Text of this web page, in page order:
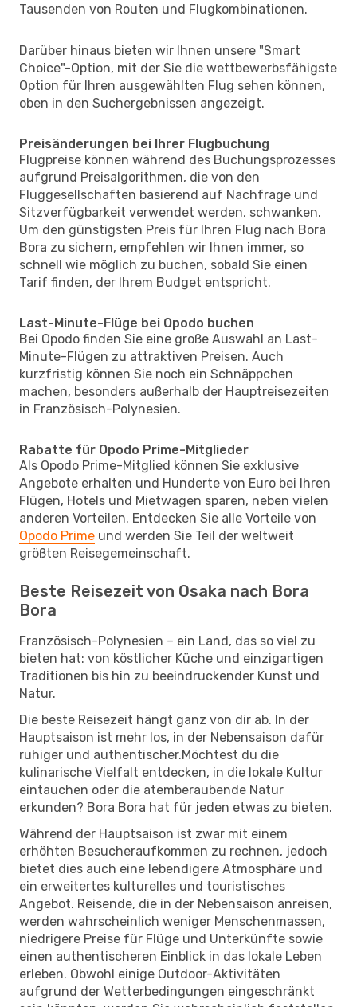
Tausenden von Routen und Flugkombinationen.
Darüber hinaus bieten wir Ihnen unsere "Smart
Choice"-Option, mit der Sie die wettbewerbsfähigste
Option für Ihren ausgewählten Flug sehen können,
oben in den Suchergebnissen angezeigt.
Preisänderungen bei Ihrer Flugbuchung
Flugpreise können während des Buchungsprozesses
aufgrund Preisalgorithmen, die von den
Fluggesellschaften basierend auf Nachfrage und
Sitzverfügbarkeit verwendet werden, schwanken.
Um den günstigsten Preis für Ihren Flug nach Bora
Bora zu sichern, empfehlen wir Ihnen immer, so
schnell wie möglich zu buchen, sobald Sie einen
Tarif finden, der Ihrem Budget entspricht.
Last-Minute-Flüge bei Opodo buchen
Bei Opodo finden Sie eine große Auswahl an Last-
Minute-Flügen zu attraktiven Preisen. Auch
kurzfristig können Sie noch ein Schnäppchen
machen, besonders außerhalb der Hauptreisezeiten
in Französisch-Polynesien.
Rabatte für Opodo Prime-Mitglieder
Als Opodo Prime-Mitglied können Sie exklusive
Angebote erhalten und Hunderte von Euro bei Ihren
Flügen, Hotels und Mietwagen sparen, neben vielen
anderen Vorteilen. Entdecken Sie alle Vorteile von
Opodo Prime und werden Sie Teil der weltweit
größten Reisegemeinschaft.
Beste Reisezeit von Osaka nach Bora
Bora
Französisch-Polynesien – ein Land, das so viel zu
bieten hat: von köstlicher Küche und einzigartigen
Traditionen bis hin zu beeindruckender Kunst und
Natur.
Die beste Reisezeit hängt ganz von dir ab. In der
Hauptsaison ist mehr los, in der Nebensaison dafür
ruhiger und authentischer.Möchtest du die
kulinarische Vielfalt entdecken, in die lokale Kultur
eintauchen oder die atemberaubende Natur
erkunden? Bora Bora hat für jeden etwas zu bieten.
Während der Hauptsaison ist zwar mit einem
erhöhten Besucheraufkommen zu rechnen, jedoch
bietet dies auch eine lebendigere Atmosphäre und
ein erweitertes kulturelles und touristisches
Angebot. Reisende, die in der Nebensaison anreisen,
werden wahrscheinlich weniger Menschenmassen,
niedrigere Preise für Flüge und Unterkünfte sowie
einen authentischeren Einblick in das lokale Leben
erleben. Obwohl einige Outdoor-Aktivitäten
aufgrund der Wetterbedingungen eingeschränkt